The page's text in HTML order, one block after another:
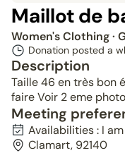
Maillot de
Women's Clothing·
Donation posted a
Description
Taille 46 en très bon
faire Voir 2 eme photo
Meeting
Availabilities : I
Clamart, 92140